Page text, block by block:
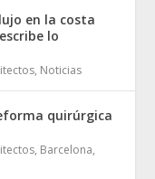
en la costa
lo
, Noticias
quirúrgica
, Barcelona,